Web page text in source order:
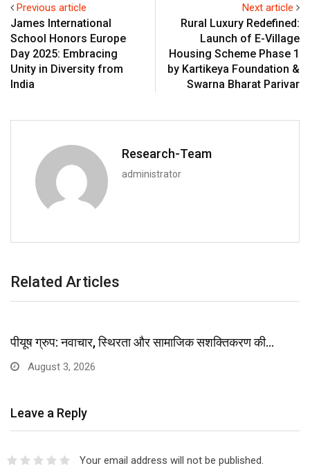
Previous article
James International
School Honors Europe
Day 2025: Embracing
Unity in Diversity from
India
Next article
Rural Luxury Redefined:
Launch of E-Village
Housing Scheme Phase 1
by Kartikeya Foundation &
Swarna Bharat Parivar
Research-Team
administrator
Related Articles
पीयूष ग्रुप: नवाचार, स्थिरता और सामाजिक सशक्तिकरण की…
August 3, 2026
Leave a Reply
Your email address will not be published.